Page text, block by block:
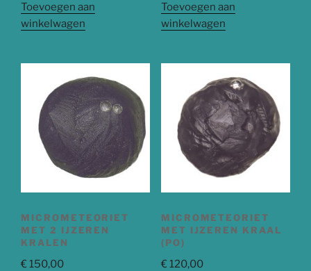
Toevoegen aan
winkelwagen
Toevoegen aan
winkelwagen
MICROMETEORIET
MET 2 IJZEREN
KRALEN
€ 150,00
MICROMETEORIET
MET IJZEREN KRAAL
(PO)
€ 120,00